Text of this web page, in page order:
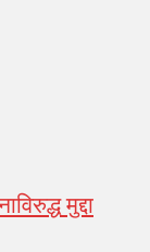
मुद्दा